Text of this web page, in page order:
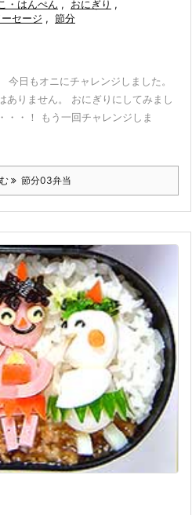
・はんぺん , おにぎり ,
ーセージ , 節分
日もオニにチャレンジしました。
ありません。 おにぎりにしてみまし
・！ もう一回チャレンジしま
節分03弁当